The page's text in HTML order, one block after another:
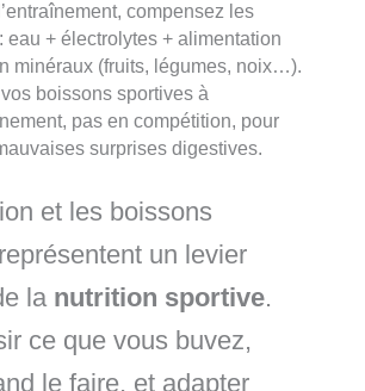
compensez les
eau + électrolytes + alimentation
minéraux (fruits, légumes, noix…).
boissons sportives à
pas en compétition, pour
surprises digestives.
et les boissons
un levier
la nutrition sportive.
ce que vous buvez,
le faire, et adapter